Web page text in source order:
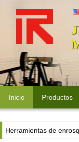
Inicio Productos
Herramientas de